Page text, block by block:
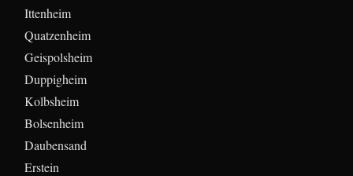
Ittenheim
Quatzenheim
Geispolsheim
Duppigheim
Kolbsheim
Bolsenheim
Daubensand
Erstein